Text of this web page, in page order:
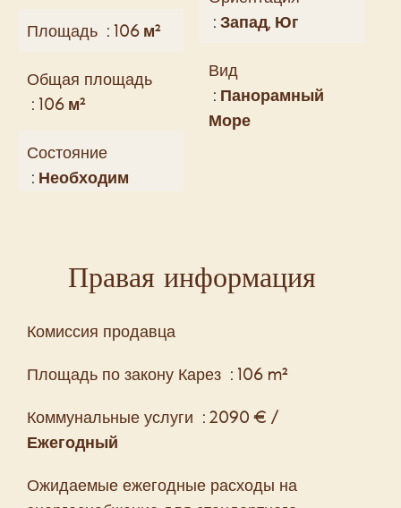
Площадь 106 м²
Общая площадь
106 м²
Состояние
Необходим
Запад, Юг
Вид
Панорамный
Море
Правая информация
Комиссия продавца
Площадь по закону Карез
106 m²
Коммунальные услуги
2090 € /
Ежегодный
Ожидаемые ежегодные расходы на